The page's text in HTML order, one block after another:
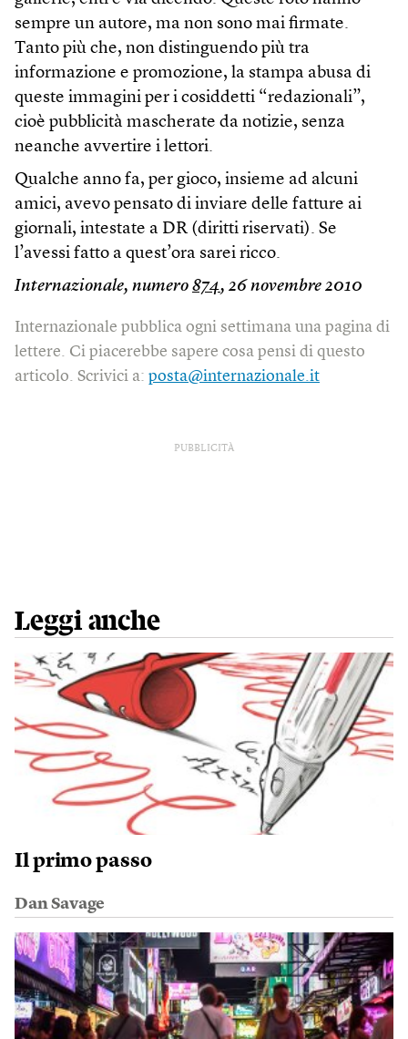
sempre un autore, ma non sono mai firmate.
Tanto più che, non distinguendo più tra
informazione e promozione, la stampa abusa di
queste immagini per i cosiddetti “redazionali”,
cioè pubblicità mascherate da notizie, senza
neanche avvertire i lettori.
Qualche anno fa, per gioco, insieme ad alcuni
amici, avevo pensato di inviare delle fatture ai
giornali, intestate a DR (diritti riservati). Se
l’avessi fatto a quest’ora sarei ricco.
Internazionale, numero 874, 26 novembre 2010
Internazionale pubblica ogni settimana una pagina di
lettere. Ci piacerebbe sapere cosa pensi di questo
articolo. Scrivici a: posta@internazionale.it
PUBBLICITÀ
Leggi anche
Il primo passo
Dan Savage